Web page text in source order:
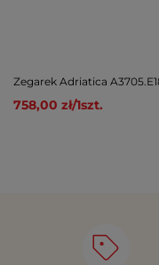
Zegarek Adriatica
758,00 zł/1szt.